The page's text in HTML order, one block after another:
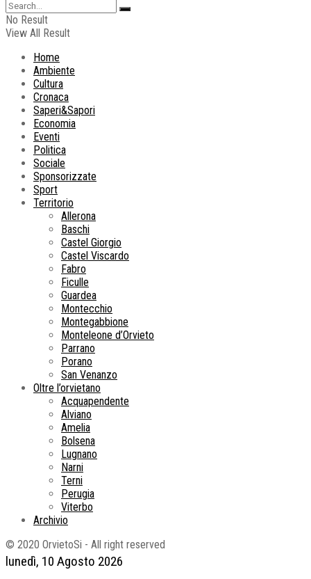
lunedì, 10 Agosto 2026
No Result
View All Result
Home
Ambiente
Cultura
Cronaca
Saperi&Sapori
Economia
Eventi
Politica
Sociale
Sponsorizzate
Sport
Territorio
Allerona
Baschi
Castel Giorgio
Castel Viscardo
Fabro
Ficulle
Guardea
Montecchio
Montegabbione
Monteleone d’Orvieto
Parrano
Porano
San Venanzo
Oltre l’orvietano
Acquapendente
Alviano
Amelia
Bolsena
Lugnano
Narni
Terni
Perugia
Viterbo
Archivio
© 2020 OrvietoSi - All right reserved